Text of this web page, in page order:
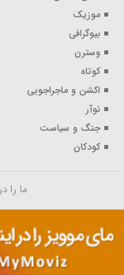
موزیک
بیوگرافی
وسترن
کوتاه
اکشن و ماجراجویی
نوآر
جنگ و سیاست
کودکان
ما را